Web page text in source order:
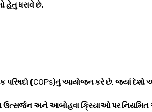
હેતુ ધરાવે છે.
પરિષદો (COPs)નું આયોજન કરે છે, જ્યાં દેશો
ઉત્સર્જન અને આબોહવા ક્રિયાઓ પર